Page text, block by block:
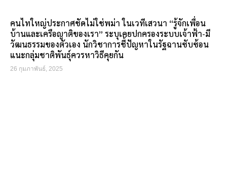
คนไทใหญ่ประกาศชัดไม่ใช่พม่า ในเวทีเสวนา “รู้จักเพื่อน
บ้านและเครือญาติของเรา” ระบุเคยปกครองระบบเจ้าฟ้า-มี
วัฒนธรรมของตัวเอง นักวิชาการชี้ปัญหาในรัฐฉานซับซ้อน
แนะกลุ่มชาติพันธุ์ควรหาวิธีคุยกัน
26 กุมภาพันธ์, 2025